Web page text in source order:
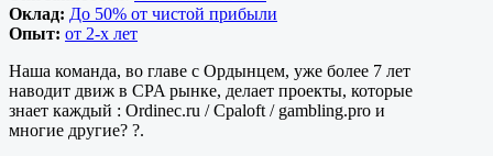
Оклад: До 50% от чистой прибыли
Опыт: от 2-х лет
Наша команда, во главе с Ордынцем, уже более 7 лет
наводит движ в CPA рынке, делает проекты, которые
знает каждый : Ordinec.ru / Cpaloft / gambling.pro и
многие другие? ?.